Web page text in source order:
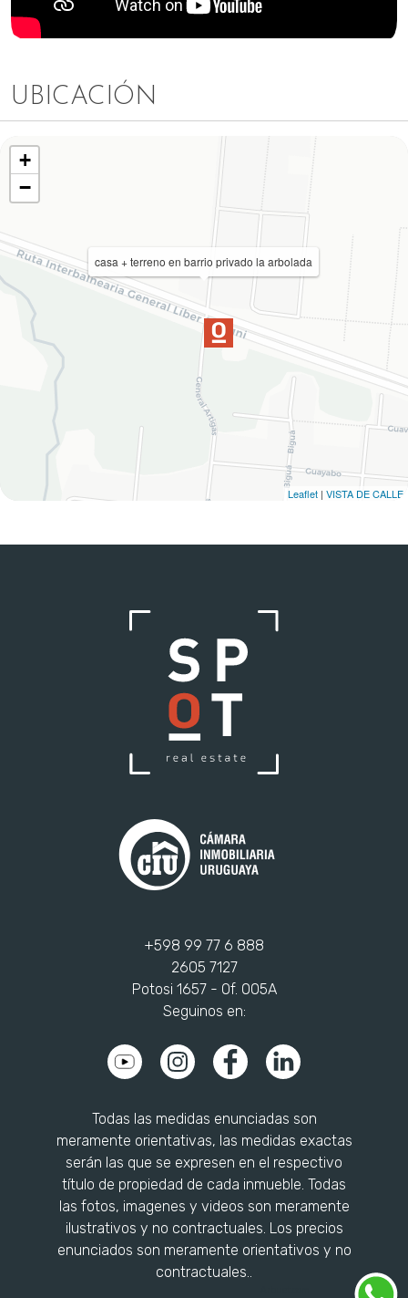
UBICACIÓN
casa + terreno en barrio privado la arbolada
+
−
Leaflet | VISTA DE CALLE
+598 99 77 6 888
2605 7127
Potosi 1657 - Of. 005A
Seguinos en:
Todas las medidas enunciadas son
meramente orientativas, las medidas exactas
serán las que se expresen en el respectivo
título de propiedad de cada inmueble. Todas
las fotos, imagenes y videos son meramente
ilustrativos y no contractuales. Los precios
enunciados son meramente orientativos y no
contractuales..